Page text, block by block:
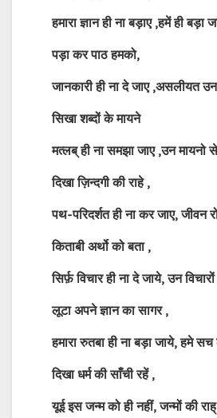
हमारा ज्ञान ही ना बड़ाए ,हमें ही बड़ा
पड़ा कर पाठ हमको,
जानकारी ही ना दे जाए ,अ‍सलीयत
सिखा शब्दों के मायने
मत्लब् ही ना समझा जाए ,उन मायनो
दिखा ज़िन्दगी की राहे ,
पथ-परिदर्शत ही ना कर जाए, जीवन
किताबी अर्थो को बता ,
सिर्फ़ विचार ही ना दे जाये, उन
लूटा अपने ज्ञान का सागर ,
हमारा रुतबा ही ना बड़ा जाये, हमे
दिखा धर्म की साँची रहें ,
यूईइस जन्म को ही नहीं, जन्मों की